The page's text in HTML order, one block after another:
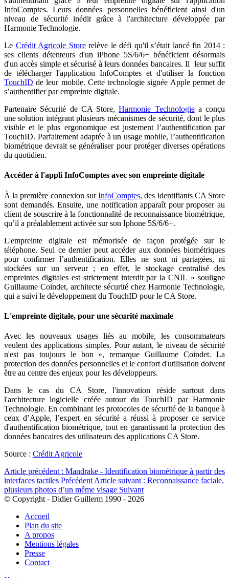
InfoComptes. Leurs données personnelles bénéficient ainsi d'un
niveau de sécurité inédit grâce à l'architecture développée par
Harmonie Technologie.
Le Crédit Agricole Storerelève le défi qu'il s’était lancé fin 2014 :
ses clients détenteurs d'un iPhone 5S/6/6+ bénéficient désormais
d'un accès simple et sécurisé à leurs données bancaires. Il leur suffit
de télécharger l'application InfoComptes et d'utiliser la fonction
TouchID de leur mobile. Cette technologie signée Apple permet de
s’authentifier par empreinte digitale.
Partenaire Sécurité de CA Store,Harmonie Technologiea conçu
une solution intégrant plusieurs mécanismes de sécurité, dont le plus
visible et le plus ergonomique est justement l’authentification par
TouchID. Parfaitement adaptée à un usage mobile, l’authentification
biométrique devrait se généraliser pour protéger diverses opérations
du quotidien.
Accéder à l'appli InfoComptes avec son empreinte digitale
À la première connexion surInfoComptes, des identifiants CA Store
sont demandés. Ensuite, une notification apparaît pour proposer au
client de souscrire à la fonctionnalité de reconnaissance biométrique,
qu’il a préalablement activée sur son Iphone 5S/6/6+.
L'empreinte digitale est mémorisée de façon protégée sur le
téléphone. Seul ce dernier peut accéder aux données biométriques
pour confirmer l’authentification. Elles ne sont ni partagées, ni
stockées sur un serveur ; en effet, le stockage centralisé des
empreintes digitales est strictement interdit par la CNIL » souligne
Guillaume Coindet, architecte sécurité chez Harmonie Technologie,
qui a suivi le développement du TouchID pour le CA Store.
L'empreinte digitale, pour une sécurité maximale
Avec les nouveaux usages liés au mobile, les consommateurs
veulent des applications simples. Pour autant, le niveau de sécurité
n'est pas toujours le bon », remarque Guillaume Coindet. La
protection des données personnelles et le confort d'utilisation doivent
être au centre des enjeux pour les développeurs.
Dans le cas du CA Store, l'innovation réside surtout dans
l'architecture logicielle créée autour du TouchID par Harmonie
Technologie. En combinant les protocoles de sécurité de la banque à
ceux d’Apple, l’expert en sécurité a réussi à proposer ce service
d'authentification biométrique, tout en garantissant la protection des
données bancaires des utilisateurs des applications CA Store.
Source : Crédit Agricole
Article précédent : Mandrake - Identification biométrique à partir des
interfaces tactiles Précédent Article suivant : Reconnaissance faciale,
plusieurs photos d’un même visage Suivant
© Copyright - Didier Guillerm 1990 - 2026
Accueil
Plan du site
A propos
Mentions légales
Presse
Contact